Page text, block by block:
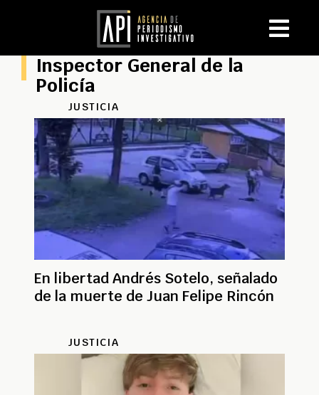
Inspector General de la
Policía
JUSTICIA
En libertad Andrés Sotelo, señalado
de la muerte de Juan Felipe Rincón
JUSTICIA